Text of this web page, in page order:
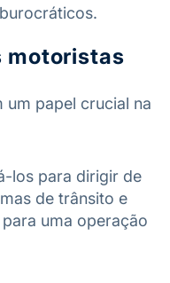
motoristas
um papel crucial na
los para dirigir de
de trânsito e
uma operação